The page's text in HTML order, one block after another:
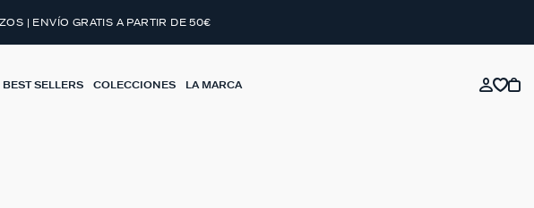
| ENVÍO GRATIS A PARTIR DE 50€
BEST SELLERS COLECCIONES LA MARCA